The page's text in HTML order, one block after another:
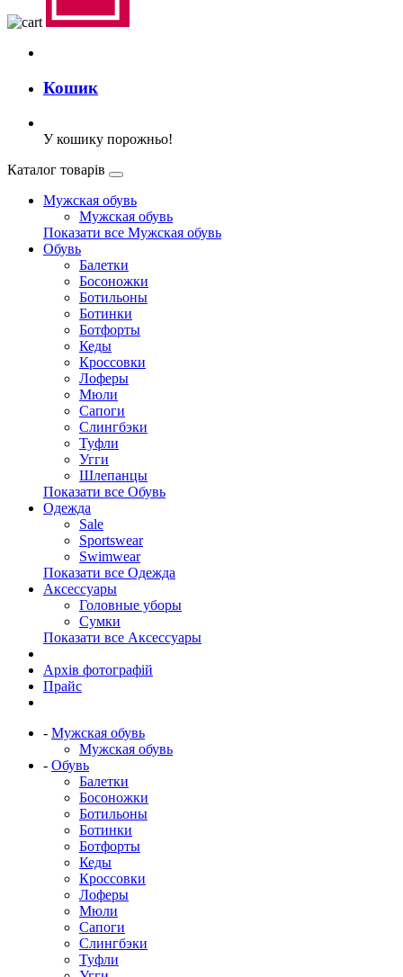
Кошик
У кошику порожньо!
Каталог товарів
Мужская обувь
Мужская обувь
Показати все Мужская обувь
Обувь
Балетки
Босоножки
Ботильоны
Ботинки
Ботфорты
Кеды
Кроссовки
Лоферы
Мюли
Сапоги
Слингбэки
Туфли
Угги
Шлепанцы
Показати все Обувь
Одежда
Sale
Sportswear
Swimwear
Показати все Одежда
Аксессуары
Головные уборы
Сумки
Показати все Аксессуары
Архів фотографій
Прайс
- Мужская обувь
Мужская обувь
- Обувь
Балетки
Босоножки
Ботильоны
Ботинки
Ботфорты
Кеды
Кроссовки
Лоферы
Мюли
Сапоги
Слингбэки
Туфли